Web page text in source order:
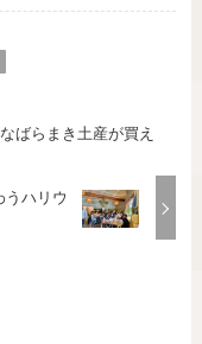
ばらまき土産が買え
うハリウ